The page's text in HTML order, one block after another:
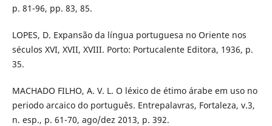
p. 81-96, pp. 83, 85.
LOPES, D. Expansão da língua portuguesa no Oriente nos
séculos XVI, XVII, XVIII. Porto: Portucalente Editora, 1936, p.
35.
MACHADO FILHO, A. V. L. O léxico de étimo árabe em uso no
periodo arcaico do português. Entrepalavras, Fortaleza, v.3,
n. esp., p. 61-70, ago/dez 2013, p. 392.